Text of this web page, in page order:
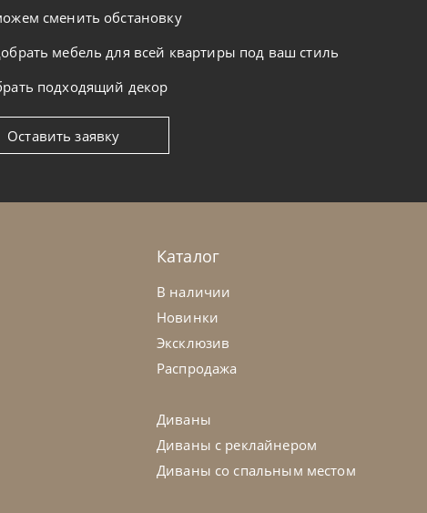
сменить обстановку
мебель для всей квартиры под ваш стиль
подходящий декор
Оставить заявку
Каталог
В наличии
Новинки
Эксклюзив
Распродажа
Диваны
Диваны с реклайнером
Диваны со спальным местом